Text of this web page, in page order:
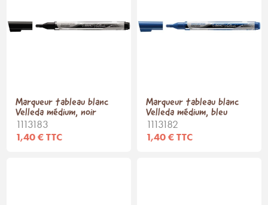
Marqueur tableau blanc
Velleda médium, noir
1113183
1,40 € TTC
Marqueur tableau blanc
Velleda médium, bleu
1113182
1,40 € TTC